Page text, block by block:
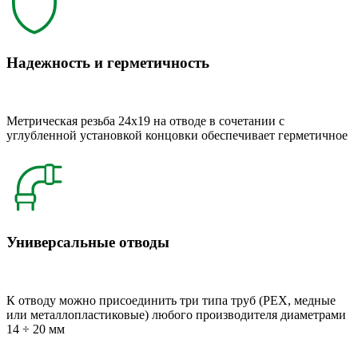
Надежность и герметичность
Метрическая резьба 24x19 на отводе в сочетании с
углубленной установкой концовки обеспечивает герметичное
Универсальные отводы
К отводу можно присоединить три типа труб (РЕХ, медные
или металлопластиковые) любого производителя диаметрами
14 ÷ 20 мм